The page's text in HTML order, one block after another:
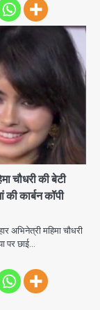
की बेटी
कार्बन कॉपी
महिमा चौधरी
पर छाई…
में उत्तर-पश्चिम
मौलाना का
BJP विधायक ने
तक चलेगा जन-
ने की समीक्षा
गिरोह का